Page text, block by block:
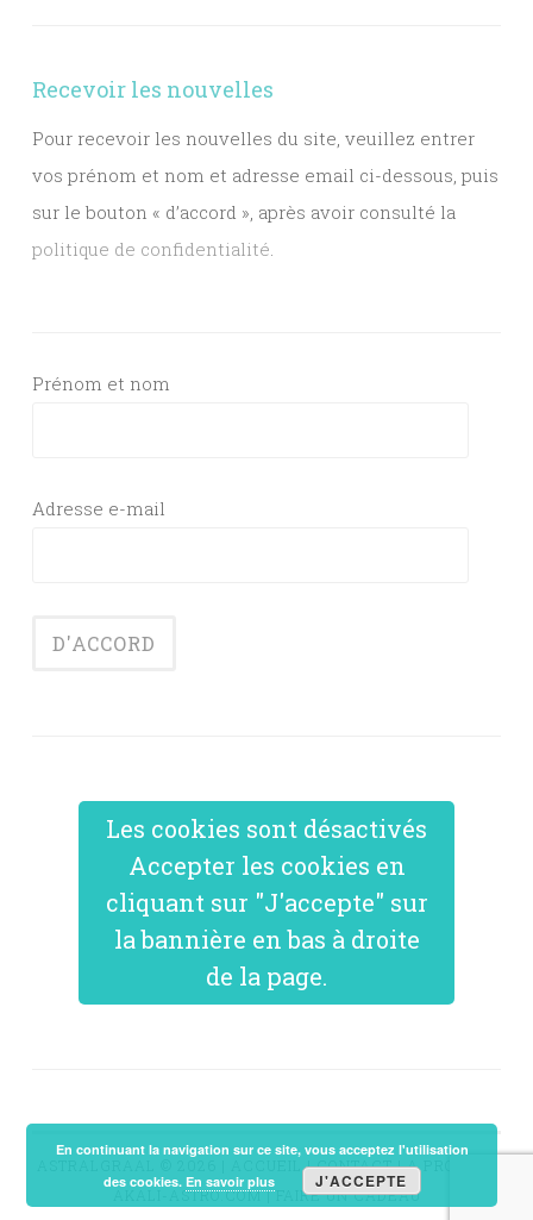
Recevoir les nouvelles
Pour recevoir les nouvelles du site, veuillez entrer
vos prénom et nom et adresse email ci-dessous, puis
sur le bouton « d’accord », après avoir consulté la
politique de confidentialité
Prénom et nom
Adresse e-mail
Les cookies sont désactivés
Accepter les cookies en
cliquant sur "J'accepte" sur
la bannière en bas à droite
de la page.
|CONTACT|A PROPOS
AKALI-ASTRO.COM| FAIRE UN CADEAU
En continuant la navigation sur ce site, vous acceptez l'utilisation
des cookies. En savoir plus J'ACCEPTE